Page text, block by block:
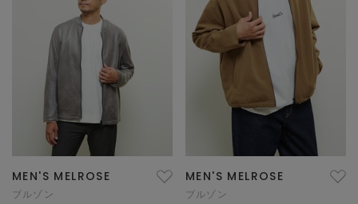
MEN'S MELROSE
ブルゾン
MEN'S MELROSE
ブルゾン